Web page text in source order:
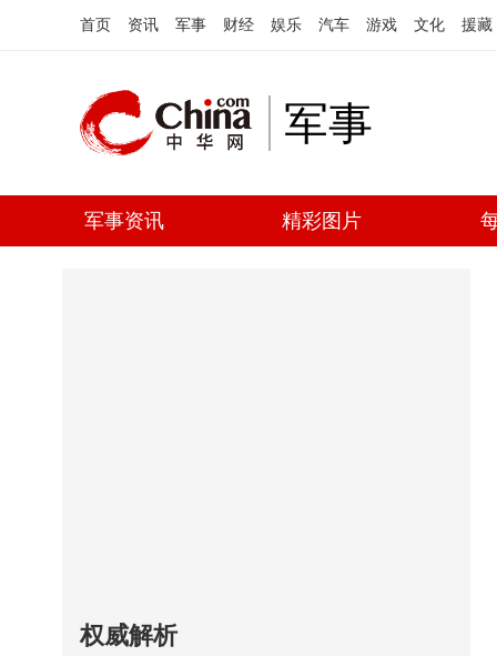
首页 资讯 军事 财经 娱乐 汽车 游戏 文化 援藏
军事
军事资讯 精彩图片
权威解析